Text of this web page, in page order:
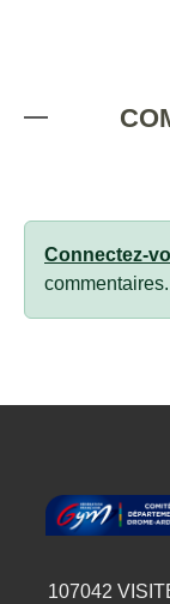
Connectez-
commentaires.
107042